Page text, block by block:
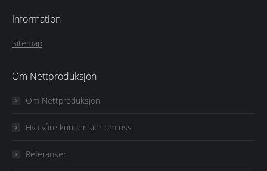
Information
Sitemap
Om Nettproduksjon
Om Nettproduksjon
Hva våre kunder sier om oss
Referanser